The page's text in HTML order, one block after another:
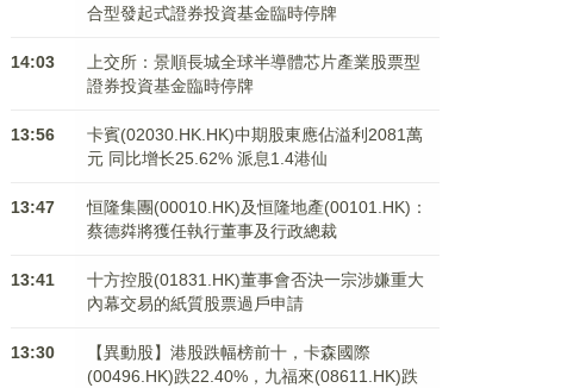
合型發起式證券投資基金臨時停牌
14:03
上交所：景順長城全球半導體芯片產業股票型
證券投資基金臨時停牌
13:56
卡賓(02030.HK.HK)中期股東應佔溢利2081萬
元 同比增长25.62% 派息1.4港仙
13:47
恒隆集團(00010.HK)及恒隆地產(00101.HK)：
蔡德粦將獲任執行董事及行政總裁
13:41
十方控股(01831.HK)董事會否決一宗涉嫌重大
內幕交易的紙質股票過戶申請
13:30
【異動股】港股跌幅榜前十，卡森國際
(00496.HK)跌22.40%，九福來(08611.HK)跌